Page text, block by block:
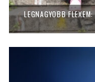
LEGNAGYOBB